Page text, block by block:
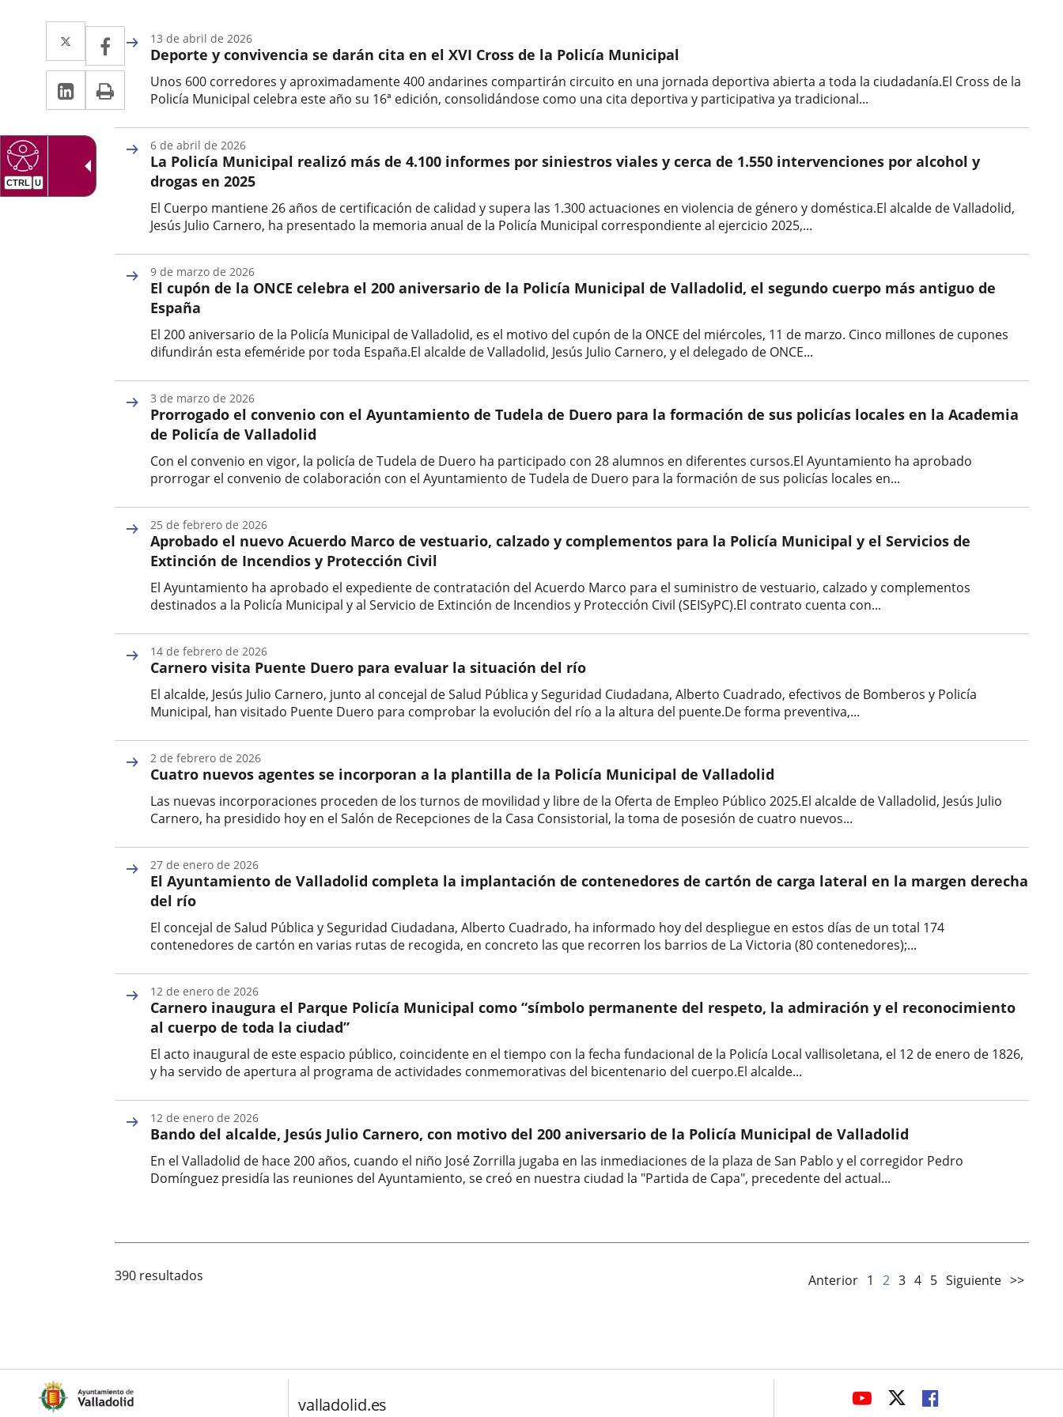
Twitter
Enlace
a
una
aplicación
externa.
Facebook
Enlace
a
una
externa.
LinkedIn
Enlace
a
una
aplicación
externa.
Imprimir
Deporte y convivencia se darán cita en el XVI Cross de la Policía Municipal
Unos 600 corredores y aproximadamente 400 andarines compartirán circuito en una jornada deportiva abierta a toda la ciudadanía.El Cross de la
Policía Municipal celebra este año su 16ª edición, consolidándose como una cita deportiva y participativa ya tradicional...
la
noticia
13 de abril de 2026
La Policía Municipal realizó más de 4.100 informes por siniestros viales y cerca de 1.550 intervenciones por alcohol y
drogas en 2025
El Cuerpo mantiene 26 años de certificación de calidad y supera las 1.300 actuaciones en violencia de género y doméstica.El alcalde de Valladolid,
Jesús Julio Carnero, ha presentado la memoria anual de la Policía Municipal correspondiente al ejercicio 2025,...
la
noticia
6 de abril de 2026
El cupón de la ONCE celebra el 200 aniversario de la Policía Municipal de Valladolid, el segundo cuerpo más antiguo de
España
El 200 aniversario de la Policía Municipal de Valladolid, es el motivo del cupón de la ONCE del miércoles, 11 de marzo. Cinco millones de cupones
difundirán esta efeméride por toda España.El alcalde de Valladolid, Jesús Julio Carnero, y el delegado de ONCE...
la
noticia
9 de marzo de 2026
Prorrogado el convenio con el Ayuntamiento de Tudela de Duero para la formación de sus policías locales en la Academia
de Policía de Valladolid
Con el convenio en vigor, la policía de Tudela de Duero ha participado con 28 alumnos en diferentes cursos.El Ayuntamiento ha aprobado
prorrogar el convenio de colaboración con el Ayuntamiento de Tudela de Duero para la formación de sus policías locales en...
la
noticia
3 de marzo de 2026
Aprobado el nuevo Acuerdo Marco de vestuario, calzado y complementos para la Policía Municipal y el Servicios de
Extinción de Incendios y Protección Civil
El Ayuntamiento ha aprobado el expediente de contratación del Acuerdo Marco para el suministro de vestuario, calzado y complementos
destinados a la Policía Municipal y al Servicio de Extinción de Incendios y Protección Civil (SEISyPC).El contrato cuenta con...
la
noticia
25 de febrero de 2026
Carnero visita Puente Duero para evaluar la situación del río
El alcalde, Jesús Julio Carnero, junto al concejal de Salud Pública y Seguridad Ciudadana, Alberto Cuadrado, efectivos de Bomberos y Policía
Municipal, han visitado Puente Duero para comprobar la evolución del río a la altura del puente.De forma preventiva,...
la
noticia
14 de febrero de 2026
Cuatro nuevos agentes se incorporan a la plantilla de la Policía Municipal de Valladolid
Las nuevas incorporaciones proceden de los turnos de movilidad y libre de la Oferta de Empleo Público 2025.El alcalde de Valladolid, Jesús Julio
Carnero, ha presidido hoy en el Salón de Recepciones de la Casa Consistorial, la toma de posesión de cuatro nuevos...
la
noticia
2 de febrero de 2026
El Ayuntamiento de Valladolid completa la implantación de contenedores de cartón de carga lateral en la margen derecha
del río
El concejal de Salud Pública y Seguridad Ciudadana, Alberto Cuadrado, ha informado hoy del despliegue en estos días de un total 174
contenedores de cartón en varias rutas de recogida, en concreto las que recorren los barrios de La Victoria (80 contenedores);...
la
noticia
27 de enero de 2026
Carnero inaugura el Parque Policía Municipal como “símbolo permanente del respeto, la admiración y el reconocimiento
al cuerpo de toda la ciudad”
El acto inaugural de este espacio público, coincidente en el tiempo con la fecha fundacional de la Policía Local vallisoletana, el 12 de enero de 1826,
y ha servido de apertura al programa de actividades conmemorativas del bicentenario del cuerpo.El alcalde...
la
noticia
12 de enero de 2026
Bando del alcalde, Jesús Julio Carnero, con motivo del 200 aniversario de la Policía Municipal de Valladolid
En el Valladolid de hace 200 años, cuando el niño José Zorrilla jugaba en las inmediaciones de la plaza de San Pablo y el corregidor Pedro
Domínguez presidía las reuniones del Ayuntamiento, se creó en nuestra ciudad la "Partida de Capa", precedente del actual...
noticia
12 de enero de 2026
390 resultados Anterior 1 2 3 4 5 Siguiente >>
valladolid.es
ENLACEENLACEENLACE